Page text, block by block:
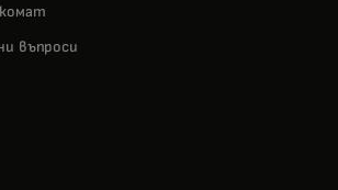
въпроси
new tab